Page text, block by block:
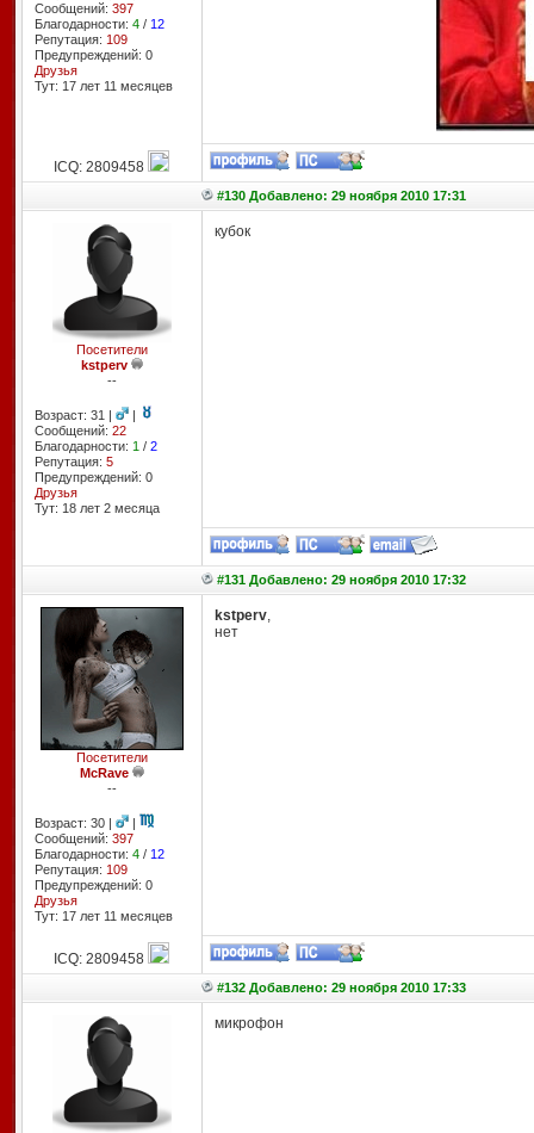
Сообщений: 397
Благодарности: 4/ 12
Репутация: 109
Предупреждений: 0
Друзья
Тут: 17 лет 11 месяцев
ICQ: 2809458
#130 Добавлено: 29 ноября 2010 17:31
Посетители
kstperv
--
Возраст: 31 |
|
Сообщений: 22
Благодарности: 1 / 2
Репутация: 5
Предупреждений: 0
Друзья
Тут: 18 лет 2 месяцa
кубок
#131 Добавлено: 29 ноября 2010 17:32
Посетители
McRave
--
Возраст: 30 |
|
Сообщений: 397
Благодарности: 4/ 12
Репутация: 109
Предупреждений: 0
Друзья
Тут: 17 лет 11 месяцев
kstperv,
нет
ICQ: 2809458
#132 Добавлено: 29 ноября 2010 17:33
микрофон